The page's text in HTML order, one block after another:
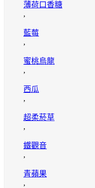
薄荷口香糖
,
藍莓
,
蜜桃烏龍
,
西瓜
,
超柔菸草
,
鐵觀音
,
青蘋果
,